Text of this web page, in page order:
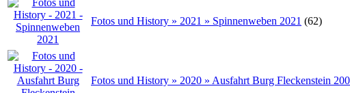
Fotos und History » 2021 » Spinnenweben 2021 (62)
Fotos und History » 2020 » Ausfahrt Burg Fleckenstein